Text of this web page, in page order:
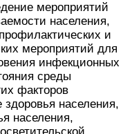
мероприятий
населения,
и
мероприятий для
инфекционных
среды
факторов
населения,
населения,